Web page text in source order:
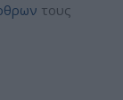
τους